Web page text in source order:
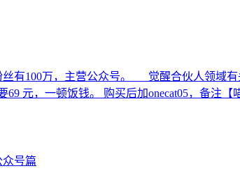
有100万，主营公众号。 觉醒合伙人领域
69 元，一顿饭钱。 购买后加onecat05，备注
众号篇